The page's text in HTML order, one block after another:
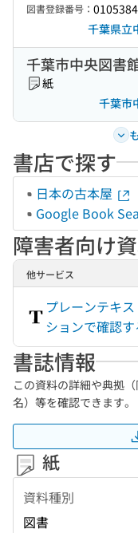
図書登録番号：
千葉県立
千葉市中央図書
紙
千葉市
書店で探す
日本の古本屋
Google Book
障害者向け
他サービス
プレーンテキ
ションで確認す
書誌情報
この資料の詳細や典拠
名）等を確認できます。
紙
資料種別
図書